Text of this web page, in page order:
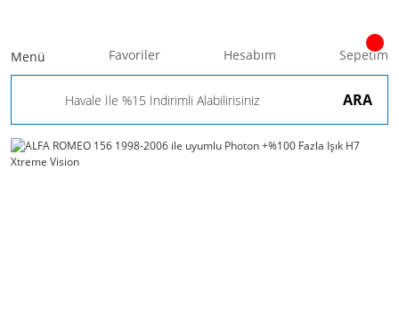
ARA
Menü Favoriler Hesabım Sepetim